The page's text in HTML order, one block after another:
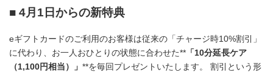
■ 4月1日からの新特典
eギフトカードのご利用のお客様は従来の「チャージ時10%割引」
に代わり、お一人おひとりの状態に合わせた** 「10分延長ケア
（1,100円相当）」 **を毎回プレゼントいたします。 割引という形